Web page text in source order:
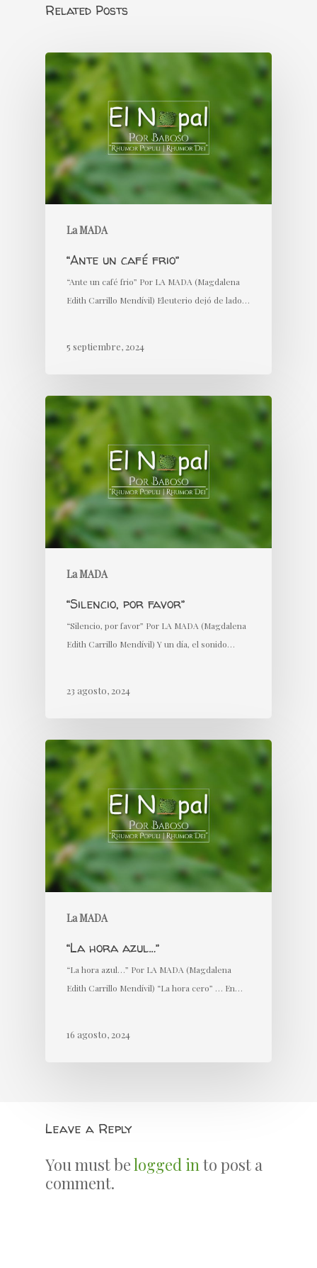
Related Posts
La MADA
“Ante un café frio”
“Ante un café frio” Por LA MADA (Magdalena
Edith Carrillo Mendívil) Eleuterio dejó de lado…
5 septiembre, 2024
La MADA
“Silencio, por favor”
“Silencio, por favor” Por LA MADA (Magdalena
Edith Carrillo Mendívil) Y un día, el sonido…
23 agosto, 2024
La MADA
“La hora azul…”
“La hora azul…” Por LA MADA (Magdalena
Edith Carrillo Mendívil) “La hora cero” … En…
16 agosto, 2024
Leave a Reply
You must belogged into post a
comment.